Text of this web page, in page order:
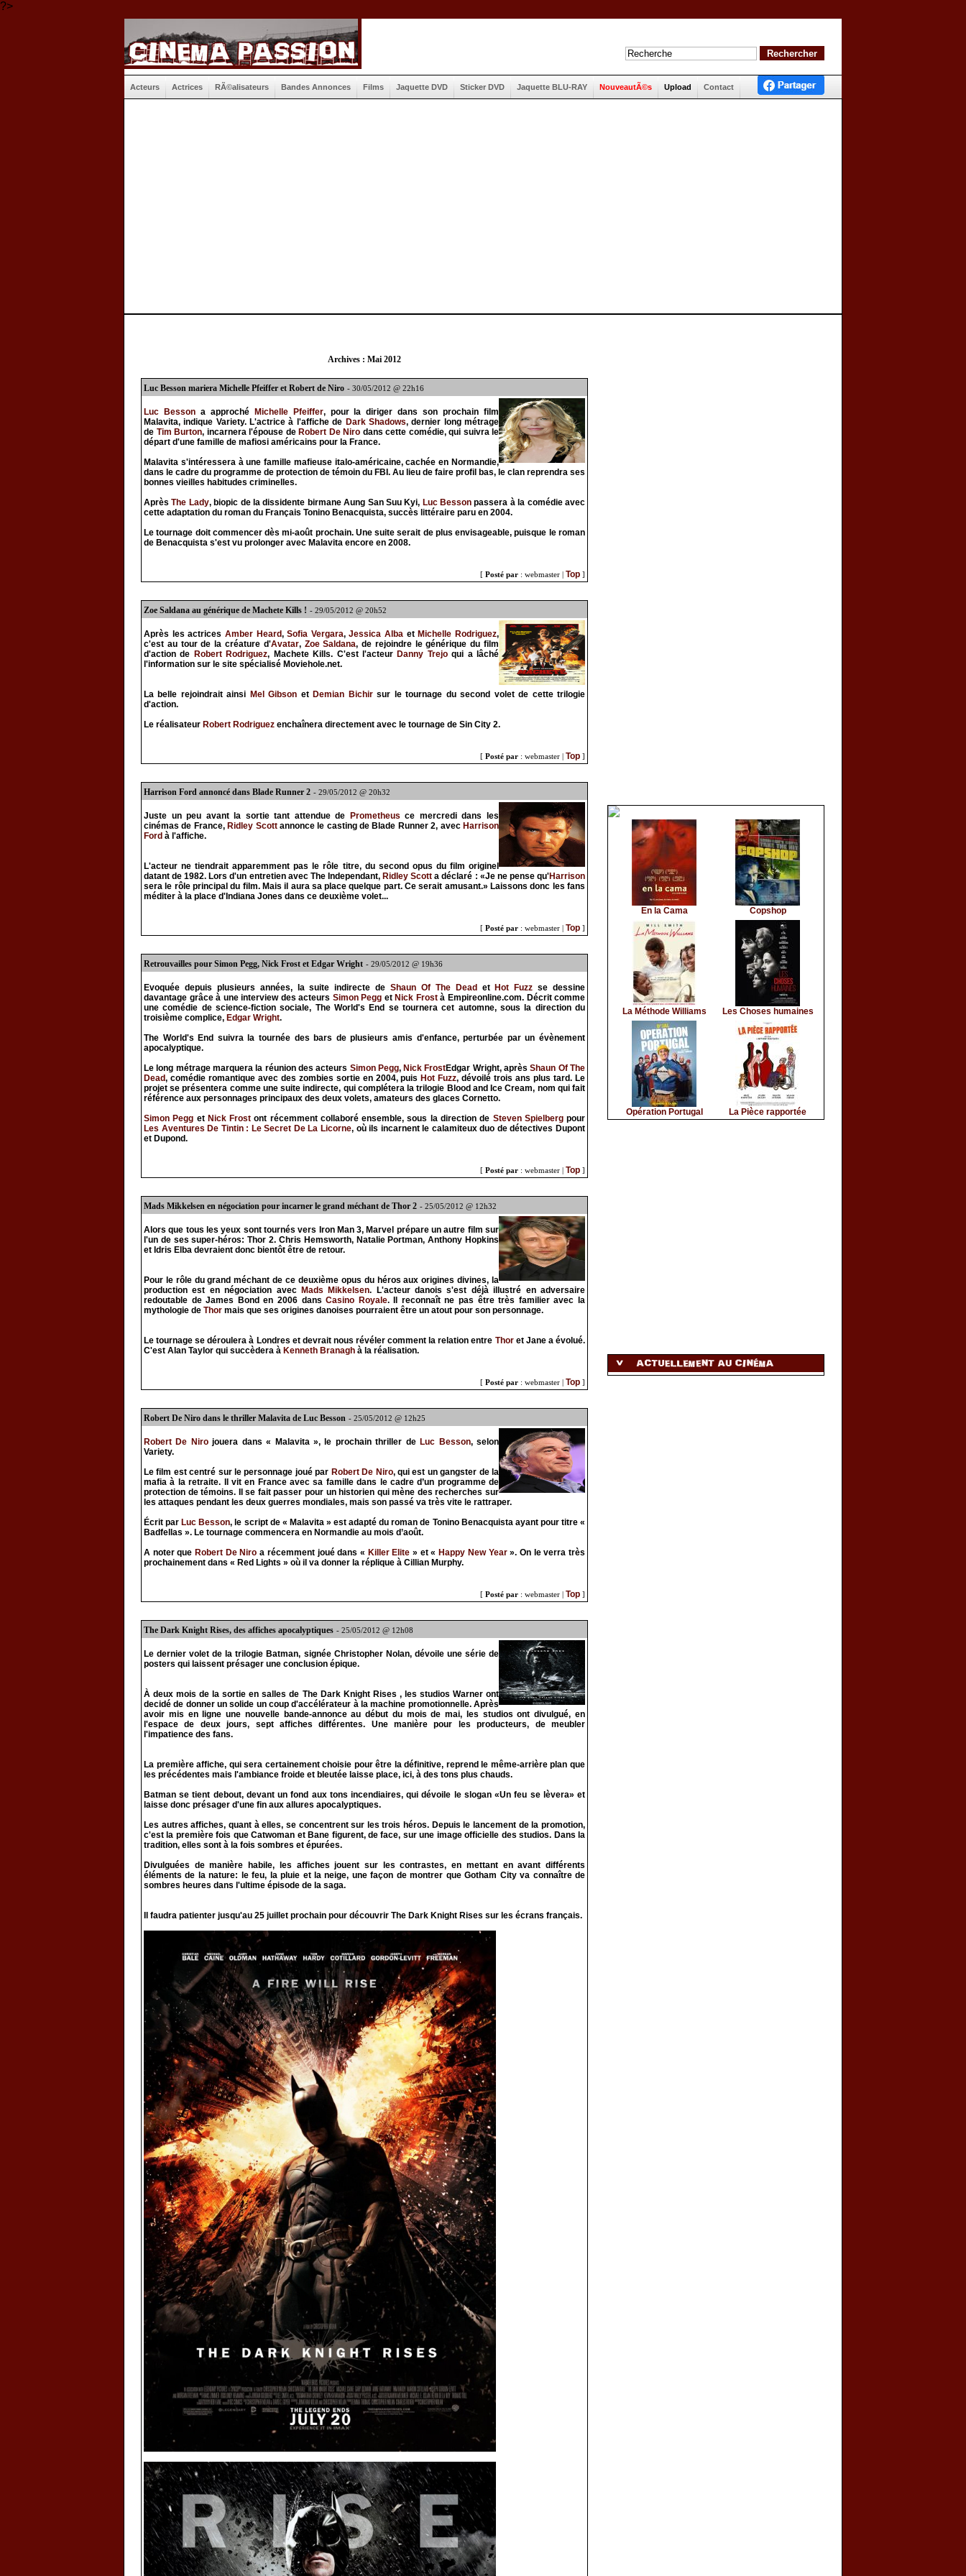
?>
Acteurs Actrices RÃ©alisateurs Bandes Annonces Films Jaquette DVD Sticker DVD Jaquette BLU-RAY NouveautÃ©s Upload Contact
Archives : Mai 2012
Luc Besson mariera Michelle Pfeiffer et Robert de Niro - 30/05/2012 @ 22h16
Luc Bessona approché Michelle Pfeiffer, pour la diriger dans son prochain film
Malavita, indique Variety. L'actrice à l'affiche de Dark Shadows, dernier long métrage
de Tim Burton, incarnera l'épouse de Robert De Niro dans cette comédie, qui suivra le
départ d'une famille de mafiosi américains pour la France.
Malavita s'intéressera à une famille mafieuse italo-américaine, cachée en Normandie,
dans le cadre du programme de protection de témoin du FBI. Au lieu de faire profil bas, le clan reprendra ses
bonnes vieilles habitudes criminelles.
AprèsThe Lady, biopic de la dissidente birmane Aung San Suu Kyi, Luc Besson passera à la comédie avec
cette adaptation du roman du Français Tonino Benacquista, succès littéraire paru en 2004.
Le tournage doit commencer dès mi-août prochain. Une suite serait de plus envisageable, puisque le roman
de Benacquista s'est vu prolonger avec Malavita encore en 2008.
[ Posté par : webmaster | Top ]
Zoe Saldana au générique de Machete Kills ! - 29/05/2012 @ 20h52
Après les actrices Amber Heard,Sofia Vergara,Jessica Alba et Michelle Rodriguez,
c'est au tour de la créature d'Avatar, Zoe Saldana, de rejoindre le générique du film
d'action de Robert Rodriguez, Machete Kills. C'est l'acteur Danny Trejoqui a lâché
l'information sur le site spécialisé Moviehole.net.
La belle rejoindrait ainsi Mel Gibson et Demian Bichirsur le tournage du second volet de cette trilogie
d'action.
Le réalisateur Robert Rodriguez enchaînera directement avec le tournage de Sin City 2.
[ Posté par : webmaster | Top ]
Harrison Ford annoncé dans Blade Runner 2 - 29/05/2012 @ 20h32
Juste un peu avant la sortie tant attendue de Prometheus ce mercredi dans les
cinémas de France, Ridley Scottannonce le casting de Blade Runner 2, avec Harrison
Ford à l'affiche.
L'acteur ne tiendrait apparemment pas le rôle titre, du second opus du film originel
datant de 1982. Lors d'un entretien avec The Independant, Ridley Scott a déclaré : «Je ne pense qu'Harrison
sera le rôle principal du film. Mais il aura sa place quelque part. Ce serait amusant.» Laissons donc les fans
méditer à la place d'Indiana Jones dans ce deuxième volet...
[ Posté par : webmaster | Top ]
Retrouvailles pour Simon Pegg, Nick Frost et Edgar Wright - 29/05/2012 @ 19h36
Evoquée depuis plusieurs années, la suite indirecte de Shaun Of The Dead et Hot Fuzz se dessine
davantage grâce à une interview des acteurs Simon Pegg et Nick Frostà Empireonline.com. Décrit comme
une comédie de science-fiction sociale, The World's End se tournera cet automne, sous la direction du
troisième complice, Edgar Wright.
The World's End suivra la tournée des bars de plusieurs amis d'enfance, perturbée par un évènement
apocalyptique.
Le long métrage marquera la réunion des acteurs Simon Pegg, Nick FrostEdgar Wright, aprèsShaun Of The
Dead, comédie romantique avec des zombies sortie en 2004, puis Hot Fuzz, dévoilé trois ans plus tard. Le
projet se présentera comme une suite indirecte, qui complétera la trilogie Blood and Ice Cream, nom qui fait
référence aux personnages principaux des deux volets, amateurs des glaces Cornetto.
Simon Pegg et Nick Frost ont récemment collaboré ensemble, sous la direction de Steven Spielbergpour
Les Aventures De Tintin : Le Secret De La Licorne, où ils incarnent le calamiteux duo de détectives Dupont
et Dupond.
[ Posté par : webmaster | Top ]
Mads Mikkelsen en négociation pour incarner le grand méchant de Thor 2 - 25/05/2012 @ 12h32
Alors que tous les yeux sont tournés vers Iron Man 3, Marvel prépare un autre film sur
l'un de ses super-héros: Thor 2. Chris Hemsworth, Natalie Portman, Anthony Hopkins
et Idris Elba devraient donc bientôt être de retour.
Pour le rôle du grand méchant de ce deuxième opus du héros aux origines divines, la
production est en négociation avec Mads Mikkelsen. L'acteur danois s'est déjà illustré en adversaire
redoutable de James Bond en 2006 dansCasino Royale. Il reconnaît ne pas être très familier avec la
mythologie de Thor mais que ses origines danoises pourraient être un atout pour son personnage.
Le tournage se déroulera à Londres et devrait nous révéler comment la relation entre Thoret Jane a évolué.
C'est Alan Taylor qui succèdera à Kenneth Branagh à la réalisation.
[ Posté par : webmaster | Top ]
Robert De Niro dans le thriller Malavita de Luc Besson - 25/05/2012 @ 12h25
Robert De Nirojouera dans « Malavita », le prochain thriller de Luc Besson, selon
Variety.
Le film est centré sur le personnage joué par Robert De Niro, qui est un gangster de la
mafia à la retraite. Il vit en France avec sa famille dans le cadre d’un programme de
protection de témoins. Il se fait passer pour un historien qui mène des recherches sur
les attaques pendant les deux guerres mondiales, mais son passé va très vite le rattraper.
Écrit par Luc Besson, le script de « Malavita » est adapté du roman de Tonino Benacquista ayant pour titre «
Badfellas ». Le tournage commencera en Normandie au mois d’août.
A noter que Robert De Niro a récemment joué dans « Killer Elite » et « Happy New Year». On le verra très
prochainement dans « Red Lights » où il va donner la réplique à Cillian Murphy.
[ Posté par : webmaster | Top ]
The Dark Knight Rises, des affiches apocalyptiques - 25/05/2012 @ 12h08
Le dernier volet de la trilogie Batman, signée Christopher Nolan, dévoile une série de
posters qui laissent présager une conclusion épique.
À deux mois de la sortie en salles de The Dark Knight Rises , les studios Warner ont
decidé de donner un solide un coup d'accélérateur à la machine promotionnelle. Après
avoir mis en ligne une nouvelle bande-annonce au début du mois de mai, les studios ont divulgué, en
l'espace de deux jours, sept affiches différentes. Une manière pour les producteurs, de meubler
l'impatience des fans.
La première affiche, qui sera certainement choisie pour être la définitive, reprend le même-arrière plan que
les précédentes mais l'ambiance froide et bleutée laisse place, ici, à des tons plus chauds.
Batman se tient debout, devant un fond aux tons incendiaires, qui dévoile le slogan «Un feu se lèvera» et
laisse donc présager d'une fin aux allures apocalyptiques.
Les autres affiches, quant à elles, se concentrent sur les trois héros. Depuis le lancement de la promotion,
c'est la première fois que Catwoman et Bane figurent, de face, sur une image officielle des studios. Dans la
tradition, elles sont à la fois sombres et épurées.
Divulguées de manière habile, les affiches jouent sur les contrastes, en mettant en avant différents
éléments de la nature: le feu, la pluie et la neige, une façon de montrer que Gotham City va connaître de
sombres heures dans l'ultime épisode de la saga.
Il faudra patienter jusqu'au 25 juillet prochain pour découvrir The Dark Knight Rises sur les écrans français.
En la Cama Copshop
La Méthode Williams Les Choses humaines
Opération Portugal La Pièce rapportée